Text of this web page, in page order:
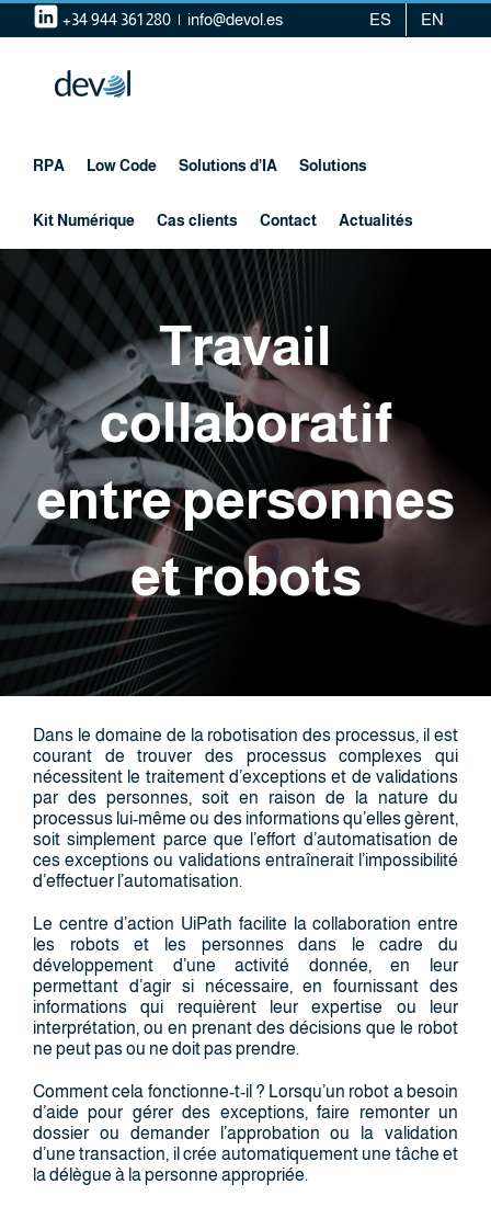
content
+34 944 361 280 | info@devol.es ES EN
RPA Low Code Solutions d’IA Solutions
Kit Numérique Cas clients Contact Actualités
Travail
collaboratif
entre personnes
et robots
Dans le domaine de la robotisation des processus, il est
courant de trouver des processus complexes qui
nécessitent le traitement d’exceptions et de validations
par des personnes, soit en raison de la nature du
processus lui-même ou des informations qu’elles gèrent,
soit simplement parce que l’effort d’automatisation de
ces exceptions ou validations entraînerait l’impossibilité
d’effectuer l’automatisation.
Le centre d’action UiPath facilite la collaboration entre
les robots et les personnes dans le cadre du
développement d’une activité donnée, en leur
permettant d’agir si nécessaire, en fournissant des
informations qui requièrent leur expertise ou leur
interprétation, ou en prenant des décisions que le robot
ne peut pas ou ne doit pas prendre.
Comment cela fonctionne-t-il ? Lorsqu’un robot a besoin
d’aide pour gérer des exceptions, faire remonter un
dossier ou demander l’approbation ou la validation
d’une transaction, il crée automatiquement une tâche et
la délègue à la personne appropriée.